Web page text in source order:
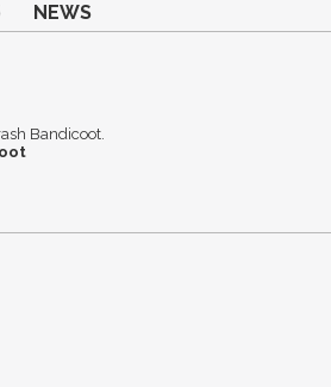
NEWS
Bandicoot.